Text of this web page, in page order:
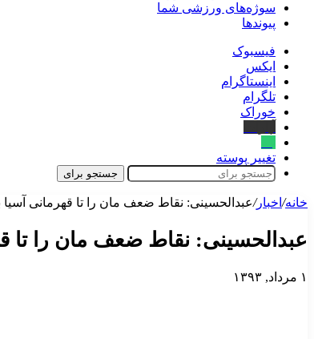
سوژه‌های ورزشی شما
پیوندها
فیسبوک
ایکس
اینستاگرام
تلگرام
خوراک
تغییر پوسته
جستجو برای
خانه/ اخبار/عبدالحسینی: نقاط ضعف مان را تا قهرمانی
عبدالحسینی: نقاط ضعف مان را تا
۱ مرداد, ۱۳۹۳